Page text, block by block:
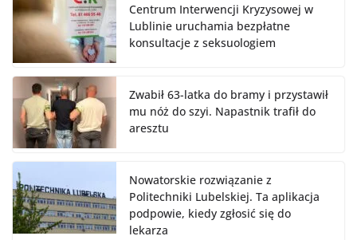
Centrum Interwencji Kryzysowej w
Lublinie uruchamia bezpłatne
konsultacje z seksuologiem
Zwabił 63-latka do bramy i przystawił
mu nóż do szyi. Napastnik trafił do
aresztu
Nowatorskie rozwiązanie z
Politechniki Lubelskiej. Ta aplikacja
podpowie, kiedy zgłosić się do
lekarza